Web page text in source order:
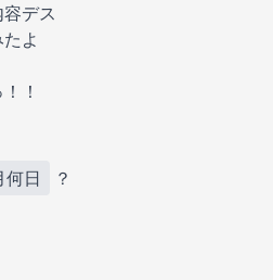
デス‍
よ
！
日
？